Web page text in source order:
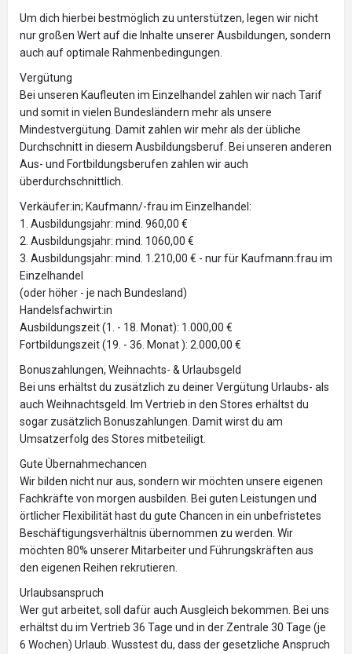
Um dich hierbei bestmöglich zu unterstützen, legen wir nicht
nur großen Wert auf die Inhalte unserer Ausbildungen, sondern
auch auf optimale Rahmenbedingungen.
Vergütung
Bei unseren Kaufleuten im Einzelhandel zahlen wir nach Tarif
und somit in vielen Bundesländern mehr als unsere
Mindestvergütung. Damit zahlen wir mehr als der übliche
Durchschnitt in diesem Ausbildungsberuf. Bei unseren anderen
Aus- und Fortbildungsberufen zahlen wir auch
überdurchschnittlich.
Verkäufer:in; Kaufmann/-frau im Einzelhandel:
1. Ausbildungsjahr: mind. 960,00 €
2. Ausbildungsjahr: mind. 1060,00 €
3. Ausbildungsjahr: mind. 1.210,00 € - nur für Kaufmann:frau im
Einzelhandel
(oder höher - je nach Bundesland)
Handelsfachwirt:in
Ausbildungszeit (1. - 18. Monat): 1.000,00 €
Fortbildungszeit (19. - 36. Monat ): 2.000,00 €
Bonuszahlungen, Weihnachts- & Urlaubsgeld
Bei uns erhältst du zusätzlich zu deiner Vergütung Urlaubs- als
auch Weihnachtsgeld. Im Vertrieb in den Stores erhältst du
sogar zusätzlich Bonuszahlungen. Damit wirst du am
Umsatzerfolg des Stores mitbeteiligt.
Gute Übernahmechancen
Wir bilden nicht nur aus, sondern wir möchten unsere eigenen
Fachkräfte von morgen ausbilden. Bei guten Leistungen und
örtlicher Flexibilität hast du gute Chancen in ein unbefristetes
Beschäftigungsverhältnis übernommen zu werden. Wir
möchten 80% unserer Mitarbeiter und Führungskräften aus
den eigenen Reihen rekrutieren.
Urlaubsanspruch
Wer gut arbeitet, soll dafür auch Ausgleich bekommen. Bei uns
erhältst du im Vertrieb 36 Tage und in der Zentrale 30 Tage (je
6 Wochen) Urlaub. Wusstest du, dass der gesetzliche Anspruch